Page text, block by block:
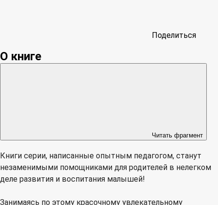
Поделиться
О книге
Читать фрагмент
Книги серии, написанные опытным педагогом, станут
незаменимыми помощниками для родителей в нелегком
деле развития и воспитания малышей!
Занимаясь по этому красочному увлекательному